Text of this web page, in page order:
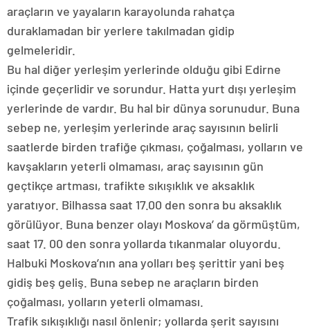
araçların ve yayaların karayolunda rahatça
duraklamadan bir yerlere takılmadan gidip
gelmeleridir.
Bu hal diğer yerleşim yerlerinde olduğu gibi Edirne
içinde geçerlidir ve sorundur. Hatta yurt dışı yerleşim
yerlerinde de vardır. Bu hal bir dünya sorunudur. Buna
sebep ne, yerleşim yerlerinde araç sayısının belirli
saatlerde birden trafiğe çıkması, çoğalması, yolların ve
kavşakların yeterli olmaması, araç sayısının gün
geçtikçe artması, trafikte sıkışıklık ve aksaklık
yaratıyor. Bilhassa saat 17.00 den sonra bu aksaklık
görülüyor. Buna benzer olayı Moskova’ da görmüştüm,
saat 17. 00 den sonra yollarda tıkanmalar oluyordu.
Halbuki Moskova’nın ana yolları beş şerittir yani beş
gidiş beş geliş. Buna sebep ne araçların birden
çoğalması, yolların yeterli olmaması.
Trafik sıkışıklığı nasıl önlenir; yollarda şerit sayısını